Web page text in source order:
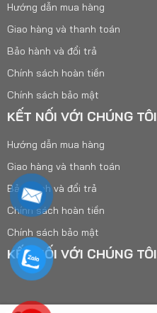
Hướng dẫn mua hàng
Giao hàng và thanh toán
Bảo hành và đổi trả
Chính sách hoàn tiền
Chính sách bảo mật
KẾT NỐI VỚI CHÚNG TÔI
Hướng dẫn mua hàng
Giao hàng và thanh toán
Bảo hành và đổi trả
Chính sách hoàn tiền
Chính sách bảo mật
KẾT NỐI VỚI CHÚNG TÔI